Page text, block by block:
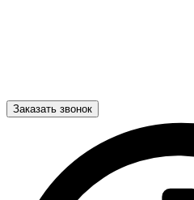
Заказать звонок